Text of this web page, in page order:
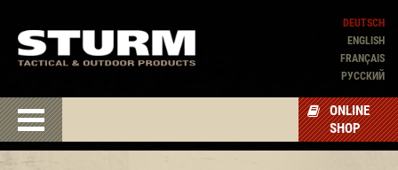
DEUTSCH
ENGLISH
FRANÇAIS
PУССКИЙ
ONLINE
SHOP